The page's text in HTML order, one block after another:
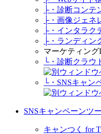
├・診断コンテ
├・画像ジェネ
├・インタラク
├・ランディン
マーケティン
└・診断クラウ
└・SNSキャン
SNSキャンペーンツ
キャンつく for